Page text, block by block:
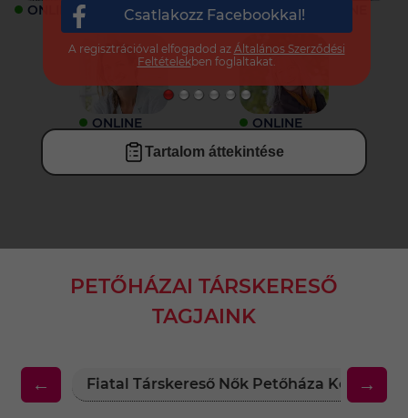
ONLINE ONLINE ONLINE
ONLINE ONLINE
Tartalom áttekintése
PETŐHÁZAI TÁRSKERESŐ
TAGJAINK
← Fiatal Társkereső Nők Petőháza →
Csatlakozz Facebookkal!
A regisztrációval elfogadod az Általános Szerződési
Feltételekben foglaltakat.